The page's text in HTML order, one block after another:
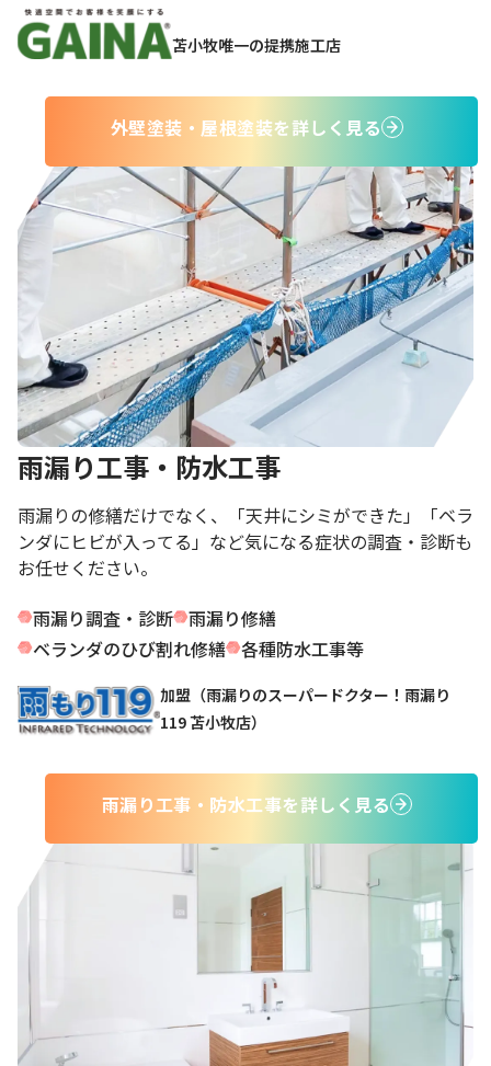
苫小牧唯一の提携施工店
外壁塗装・屋根塗装を詳しく見る
雨漏り工事・防水工事
雨漏りの修繕だけでなく、「天井にシミができた」「ベラ
ンダにヒビが入ってる」など気になる症状の調査・診断も
お任せください。
雨漏り調査・診断 雨漏り修繕
ベランダのひび割れ修繕 各種防水工事等
加盟（雨漏りのスーパードクター！雨漏り
119 苫小牧店）
雨漏り工事・防水工事を詳しく見る